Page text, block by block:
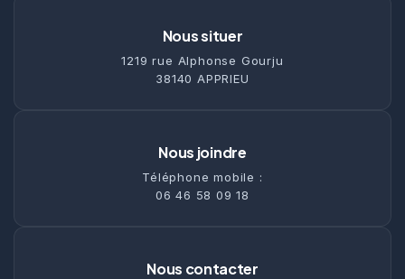
Nous situer
1219 rue Alphonse Gourju
38140 APPRIEU
Nous joindre
Téléphone mobile :
06 46 58 09 18
Nous contacter